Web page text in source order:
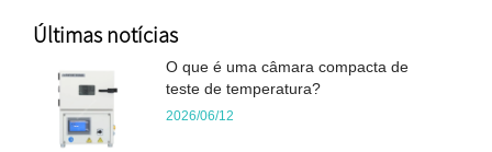
Últimas notícias
O que é uma câmara compacta de
teste de temperatura?
2026/06/12